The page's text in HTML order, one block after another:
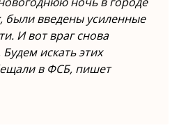
были введены усиленные
И вот враг снова
искать этих
в ФСБ, пишет